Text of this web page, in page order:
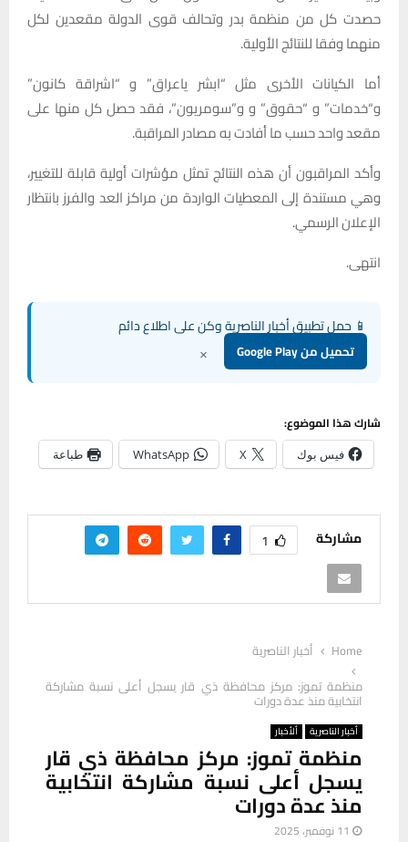
حصدت كل من منظمة بدر وتحالف قوى الدولة مقعدين لكل
منهما وفقا للنتائج الأولية.
أما الكيانات الأخرى مثل “ابشر ياعراق” و “اشراقة كانون”
و“خدمات” و “حقوق” و و”سومريون”، فقد حصل كل منها على
مقعد واحد حسب ما أفادت به مصادر المراقبة.
وأكد المراقبون أن هذه النتائج تمثل مؤشرات أولية قابلة للتغيير،
وهي مستندة إلى المعطيات الواردة من مراكز العد والفرز بانتظار
الإعلان الرسمي.
انتهى.
📱 حمل تطبيق أخبار الناصرية وكن على اطلاع دائم
تحميل من Google Play ×
شارك هذا الموضوع:
فيس بوك X
WhatsApp طباعة
مشاركة 1
Home
أخبار الناصرية
منظمة تموز: مركز محافظة ذي قار يسجل أعلى نسبة مشاركة
انتخابية منذ عدة دورات
أخبار الناصرية ألأخبار
منظمة تموز: مركز محافظة ذي قار
يسجل أعلى نسبة مشاركة انتخابية
منذ عدة دورات
11 نوفمبر، 2025